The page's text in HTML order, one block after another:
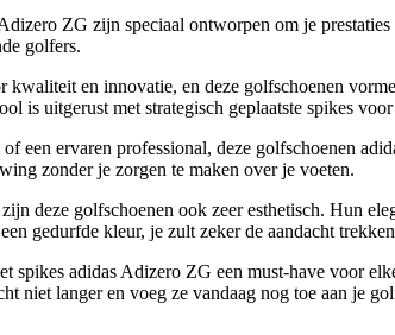
ZG zijn speciaal ontworpen om je
golfers.
kwaliteit en innovatie, en deze golfschoenen
is uitgerust met strategisch geplaatste spikes
een ervaren professional, deze golfschoenen
zonder je zorgen te maken over je voeten.
deze golfschoenen ook zeer esthetisch. Hun
gedurfde kleur, je zult zeker de aandacht
spikes adidas Adizero ZG een must-have voor
niet langer en voeg ze vandaag nog toe aan je